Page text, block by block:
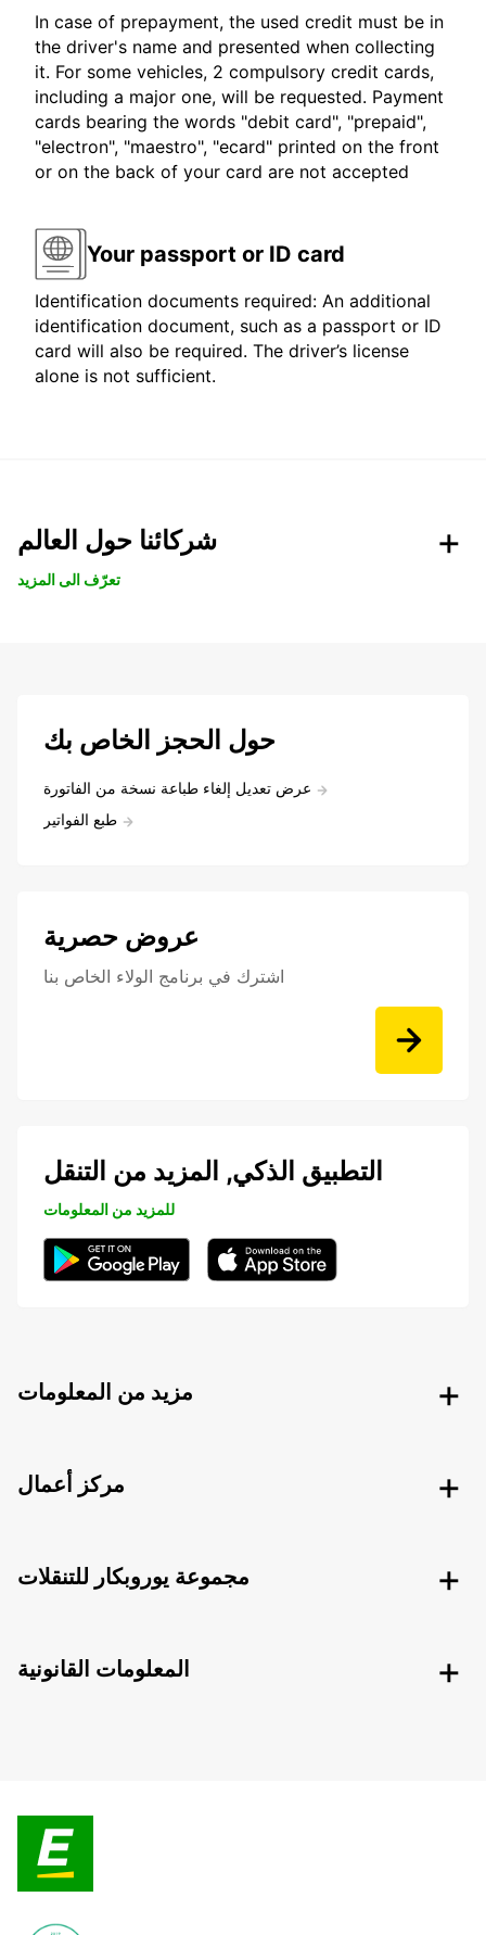
In case of prepayment, the used credit must be in
the driver's name and presented when collecting
it. For some vehicles, 2 compulsory credit cards,
including a major one, will be requested. Payment
cards bearing the words "debit card", "prepaid",
"electron", "maestro", "ecard" printed on the front
or on the back of your card are not accepted
Your passport or ID card
Identification documents required: An additional
identification document, such as a passport or ID
card will also be required. The driver’s license
alone is not sufficient.
شركائنا حول العالم
تعرّف الى المزيد
حول الحجز الخاص بك
عرض تعديل إلغاء طباعة نسخة من الفاتورة
طبع الفواتير
عروض حصرية
اشترك في برنامج الولاء الخاص بنا
التطبيق الذكي, المزيد من التنقل
للمزيد من المعلومات
مزيد من المعلومات
مركز أعمال
مجموعة يوروبكار للتنقلات
المعلومات القانونية